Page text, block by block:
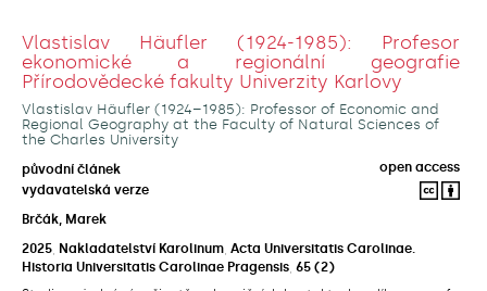
Vlastislav Häufler (1924-1985): Profesor
ekonomické a regionální geografie
Přírodovědecké fakulty Univerzity Karlovy
Vlastislav Häufler (1924–1985): Professor of Economic and
Regional Geography at the Faculty of Natural Sciences of
the Charles University
původní článek
open access
vydavatelská verze
Brčák, Marek
2025 Nakladatelství Karolinum Acta Universitatis Carolinae.
Historia Universitatis Carolinae Pragensis 65 (2)